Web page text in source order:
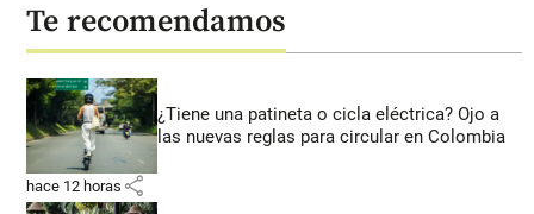
Te recomendamos
¿Tiene una patineta o cicla eléctrica? Ojo a
las nuevas reglas para circular en Colombia
hace 12 horas share